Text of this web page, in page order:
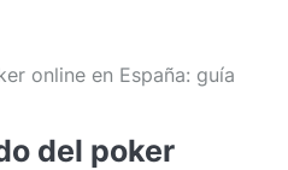
online en España: guía
del poker